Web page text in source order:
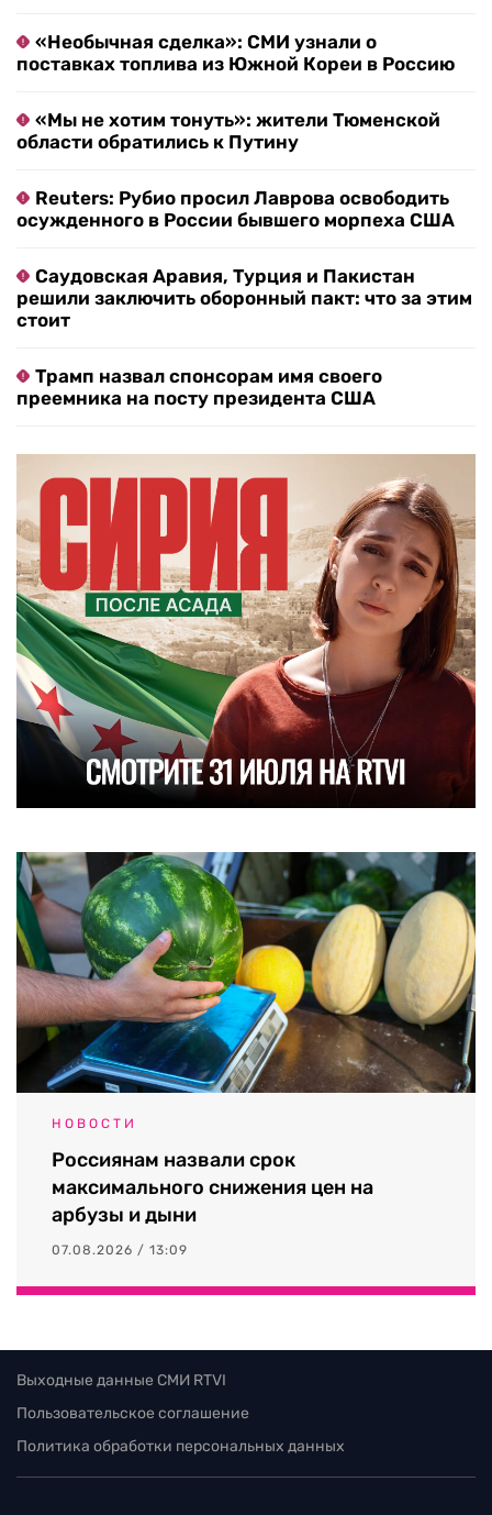
«Необычная сделка»: СМИ узнали о
поставках топлива из Южной Кореи в Россию
«Мы не хотим тонуть»: жители Тюменской
области обратились к Путину
Reuters: Рубио просил Лаврова освободить
осужденного в России бывшего морпеха США
Саудовская Аравия, Турция и Пакистан
решили заключить оборонный пакт: что за этим
стоит
Трамп назвал спонсорам имя своего
преемника на посту президента США
НОВОСТИ
Россиянам назвали срок
максимального снижения цен на
арбузы и дыни
07.08.2026 / 13:09
Выходные данные СМИ RTVI
Пользовательское соглашение
Политика обработки персональных данных